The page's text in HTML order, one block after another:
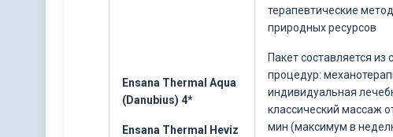
Ensana Thermal Aqua
(Danubius) 4*
Ensana Thermal Heviz
терапевтические
природных ресурсов
Пакет составляется
процедур:
индивидуальная
классический массаж
мин (максимум в